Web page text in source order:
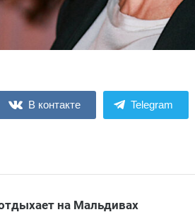
В контакте Telegram
на Мальдивах